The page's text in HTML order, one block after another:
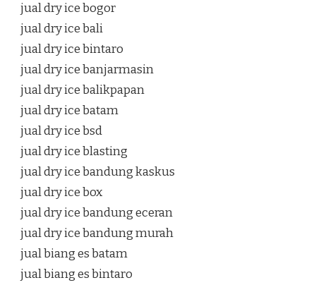
jual dry ice bogor
jual dry ice bali
jual dry ice bintaro
jual dry ice banjarmasin
jual dry ice balikpapan
jual dry ice batam
jual dry ice bsd
jual dry ice blasting
jual dry ice bandung kaskus
jual dry ice box
jual dry ice bandung eceran
jual dry ice bandung murah
jual biang es batam
jual biang es bintaro